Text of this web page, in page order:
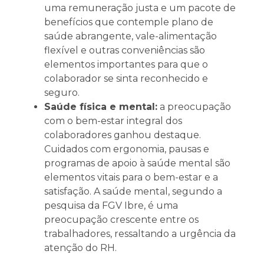
uma remuneração justa e um pacote de
benefícios que contemple plano de
saúde abrangente, vale-alimentação
flexível e outras conveniências são
elementos importantes para que o
colaborador se sinta reconhecido e
seguro.
Saúde física e mental: a preocupação
com o bem-estar integral dos
colaboradores ganhou destaque.
Cuidados com ergonomia, pausas e
programas de apoio à saúde mental são
elementos vitais para o bem-estar e a
satisfação. A saúde mental, segundo a
pesquisa da FGV Ibre, é uma
preocupação crescente entre os
trabalhadores, ressaltando a urgência da
atenção do RH.